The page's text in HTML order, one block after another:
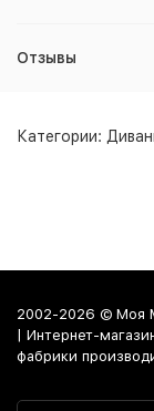
Отзывы
Категории:
2002-2026 © Моя
| Интернет-
фабрики